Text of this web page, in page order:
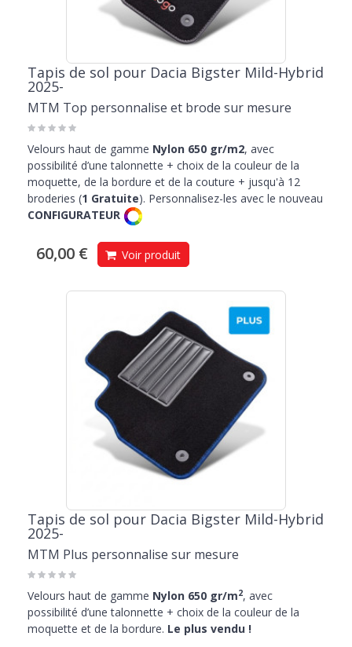
Tapis de sol pour Dacia Bigster Mild-Hybrid
2025-
MTM Top personnalise et brode sur mesure
Velours haut de gamme Nylon 650 gr/m2, avec
possibilité d’une talonnette + choix de la couleur de la
moquette, de la bordure et de la couture + jusqu'à 12
broderies (1 Gratuite). Personnalisez-les avec le nouveau
CONFIGURATEUR
60,00 € Voir produit
Tapis de sol pour Dacia Bigster Mild-Hybrid
2025-
MTM Plus personnalise sur mesure
Velours haut de gamme Nylon 650 gr/m2, avec
possibilité d’une talonnette + choix de la couleur de la
moquette et de la bordure. Le plus vendu !